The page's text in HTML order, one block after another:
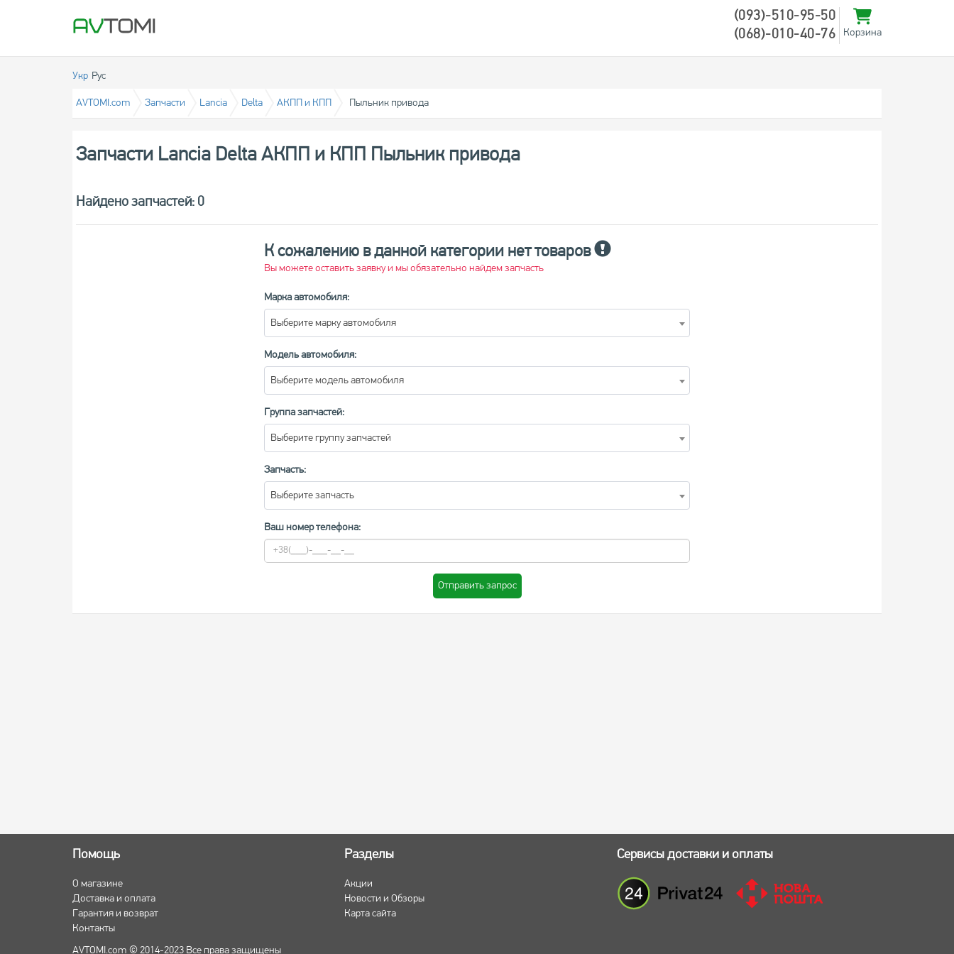
(093)-510-95-50
(068)-010-40-76
Корзина
Укр Рус
AVTOMI.com Запчасти Lancia Delta АКПП и КПП Пыльник привода
Запчасти Lancia Delta АКПП и КПП Пыльник привода
Найдено запчастей: 0
К сожалению в данной категории нет товаров
Вы можете оставить заявку и мы обязательно найдем запчасть
Марка автомобиля:
Выберите марку автомобиля
Модель автомобиля:
Выберите модель автомобиля
Группа запчастей:
Выберите группу запчастей
Запчасть:
Выберите запчасть
Ваш номер телефона:
Отправить запрос
Помощь
О магазине
Доставка и оплата
Гарантия и возврат
Контакты
Разделы
Акции
Новости и Обзоры
Карта сайта
Сервисы доставки и оплаты
AVTOMI.com © 2014-2023 Все права защищены